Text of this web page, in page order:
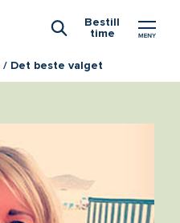
Bestill
time
Det beste valget